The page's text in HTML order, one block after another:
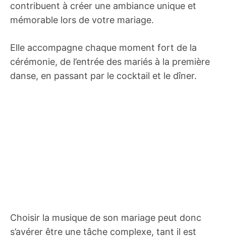
contribuent à créer une ambiance unique et
mémorable lors de votre mariage.
Elle accompagne chaque moment fort de la
cérémonie, de l’entrée des mariés à la première
danse, en passant par le cocktail et le dîner.
Choisir la musique de son mariage peut donc
s’avérer être une tâche complexe, tant il est